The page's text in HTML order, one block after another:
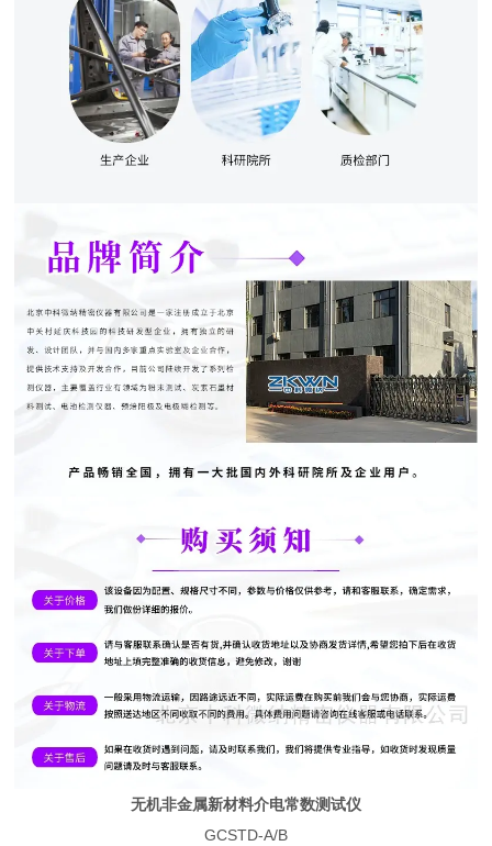
无机非金属新材料介电常数测试仪
GCSTD-A/B